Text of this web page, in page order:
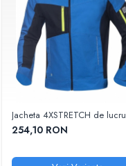
Jacheta 4XSTRETCH de lucru
254,10 RON